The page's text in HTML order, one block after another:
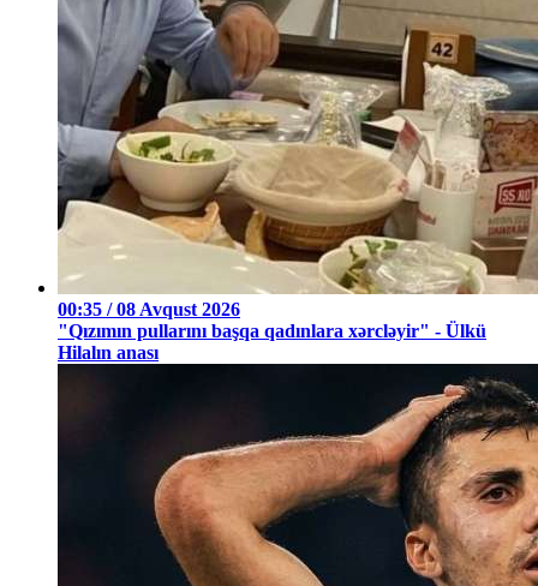
00:35 / 08 Avqust 2026
"Qızımın pullarını başqa qadınlara xərcləyir" - Ülkü
Hilalın anası